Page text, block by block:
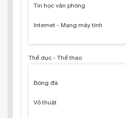
Tin học văn phòng
Internet - Mạng máy tính
Thể dục - Thể thao
Bóng đá
Võ thuật